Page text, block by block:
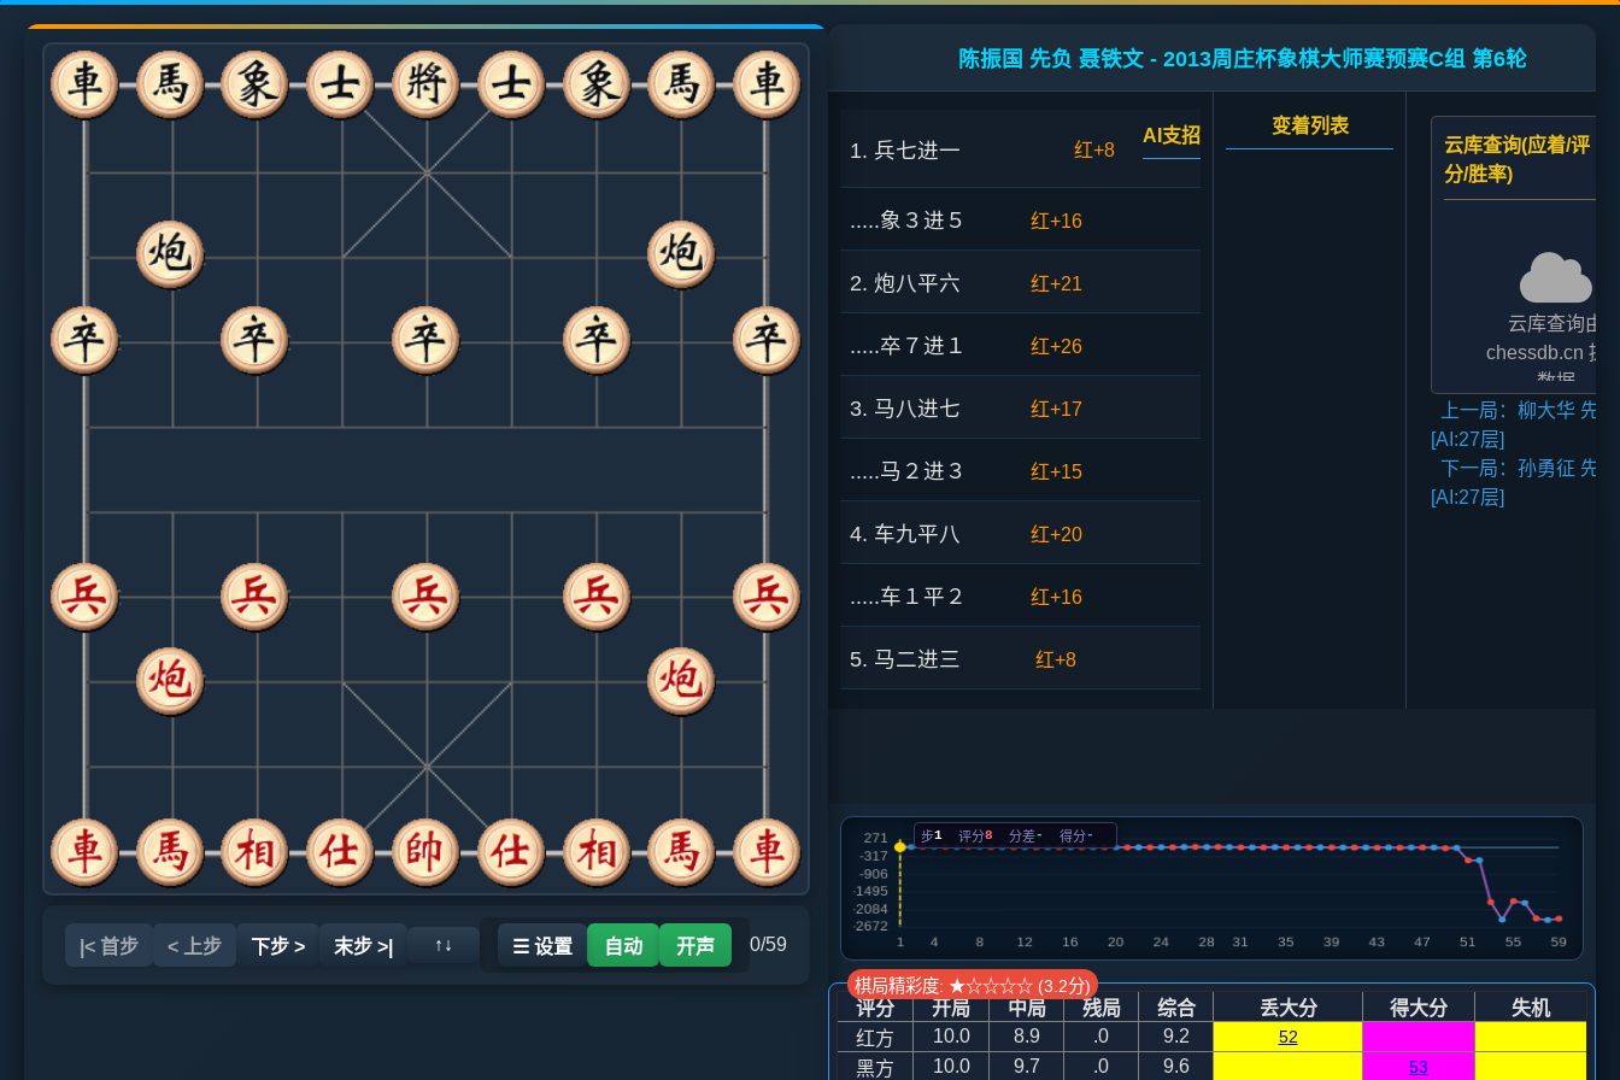
|< 首步 < 上步 下步 > 末步 >| ↑↓ ☰ 设置 自动 开声 0/59
陈振国 先负 聂铁文 - 2013周庄杯象棋大师赛预赛C组 第6轮
1. 兵七进一 红+8
AI支招
.....象３进５ 红+16
2. 炮八平六 红+21
.....卒７进１ 红+26
3. 马八进七 红+17
.....马２进３ 红+15
4. 车九平八 红+20
.....车１平２ 红+16
5. 马二进三 红+8
.....马７进６ 红+7
7. 车八进六
.....砲２平１ 红+2
8. 车八进三 红+3
变着列表
云库查询(应着/评
分/胜率)
云库查询由
chessdb.cn 提
数据
AI支招,云库应
二者的评分表
法相差2至3倍,
上一局：柳大华 先
[AI:27层]
下一局：孙勇征 先
[AI:27层]
步1 评分8 分差- 得分-
棋局精彩度: ★☆☆☆☆ (3.2分)
评分 开局 中局 残局 综合 丢大分 得大分
失机
红方
10.0 8.9 .0 9.2 52
黑方 10.0 9.7 .0 9.6 53